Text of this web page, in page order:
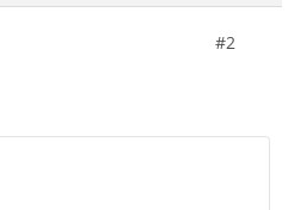
#2